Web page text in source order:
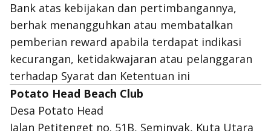
Bank atas kebijakan dan pertimbangannya,
berhak menangguhkan atau membatalkan
pemberian reward apabila terdapat indikasi
kecurangan, ketidakwajaran atau pelanggaran
terhadap Syarat dan Ketentuan ini
Potato Head Beach Club
Desa Potato Head
Jalan Petitenget no. 51B, Seminyak, Kuta Utara